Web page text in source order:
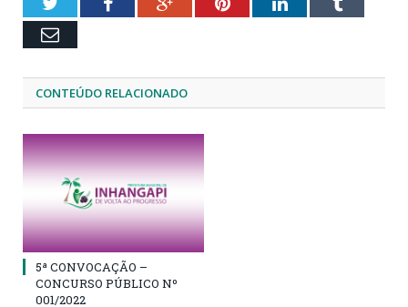
Email
CONTEÚDO RELACIONADO
5ª CONVOCAÇÃO –
CONCURSO PÚBLICO Nº
001/2022